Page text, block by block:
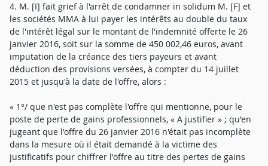
4. M. [I] fait grief à l'arrêt de condamner in solidum M. [F] et
les sociétés MMA à lui payer les intérêts au double du taux
de l'intérêt légal sur le montant de l'indemnité offerte le 26
janvier 2016, soit sur la somme de 450 002,46 euros, avant
imputation de la créance des tiers payeurs et avant
déduction des provisions versées, à compter du 14 juillet
2015 et jusqu'à la date de l'offre, alors :
« 1°/ que n'est pas complète l'offre qui mentionne, pour le
poste de perte de gains professionnels, « A justifier » ; qu'en
jugeant que l'offre du 26 janvier 2016 n'était pas incomplète
dans la mesure où il était demandé à la victime des
justificatifs pour chiffrer l'offre au titre des pertes de gains